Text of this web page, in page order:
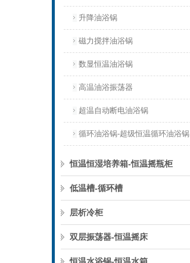
升降油浴锅
磁力搅拌油浴锅
数显恒温油浴锅
高温油浴振荡器
超温自动断电油浴锅
循环油浴锅-超级恒温循环油浴锅
恒温恒湿培养箱-恒温摇瓶柜
低温槽-循环槽
层析冷柜
双层振荡器-恒温摇床